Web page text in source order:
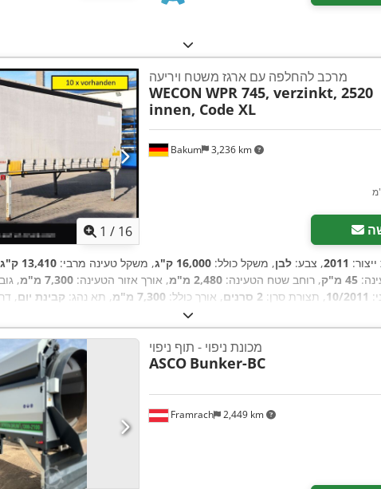
1 / 16
Bakum 3,236 km
מרכב להחלפה עם ארגז משטח ויריעה
WECON WPR 745, verzinkt, 2520
innen, Code XL
2011, צבע: לבן, משקל כולל: 16,000 ק"ג , משקל טעינה מרבי: 13,410 ק"ג
45 מ"ק , רוחב שטח הטעינה: 2,480 מ"מ , אורך אזור הטעינה: 7,300 מ"מ ,
10/2011, תצורת סרן: 2 סרנים , אורך כולל: 7,300 מ"מ , תא נהג: קבינת יום,
Framrach 2,449 km
מכונת ניפוי - תוף ניפוי
ASCO Bunker-BC